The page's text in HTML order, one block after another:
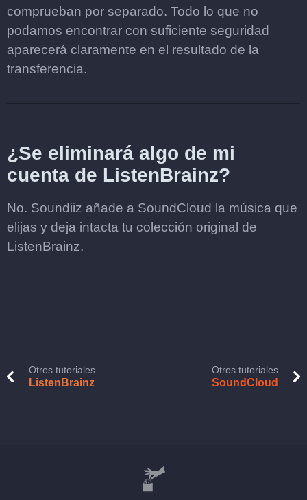
comprueban por separado. Todo lo que no
podamos encontrar con suficiente seguridad
aparecerá claramente en el resultado de la
transferencia.
¿Se eliminará algo de mi
cuenta de ListenBrainz?
No. Soundiiz añade a SoundCloud la música que
elijas y deja intacta tu colección original de
ListenBrainz.
Otros tutoriales
ListenBrainz
Otros tutoriales
SoundCloud